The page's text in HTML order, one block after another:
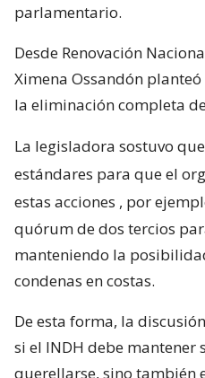
parlamentario.
Desde Renovación
Ximena Ossandón
la eliminación completa
La legisladora sostuvo que
estándares para que el
estas acciones , por
quórum de dos tercios
manteniendo la
condenas en costas.
De esta forma, la
si el INDH debe mantener
querellarse, sino también